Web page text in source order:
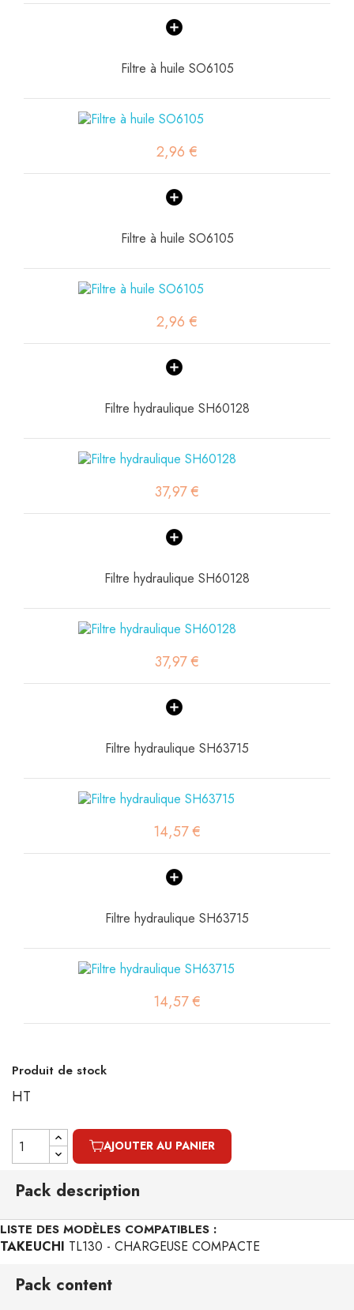
Filtre à huile SO6105
2,96 €
Filtre à huile SO6105
2,96 €
Filtre hydraulique SH60128
37,97 €
Filtre hydraulique SH60128
37,97 €
Filtre hydraulique SH63715
14,57 €
Filtre hydraulique SH63715
14,57 €
Produit de stock
HT
AJOUTER AU PANIER
Pack description
LISTE DES MODÈLES COMPATIBLES :
TAKEUCHI TL130 - CHARGEUSE COMPACTE
Pack content